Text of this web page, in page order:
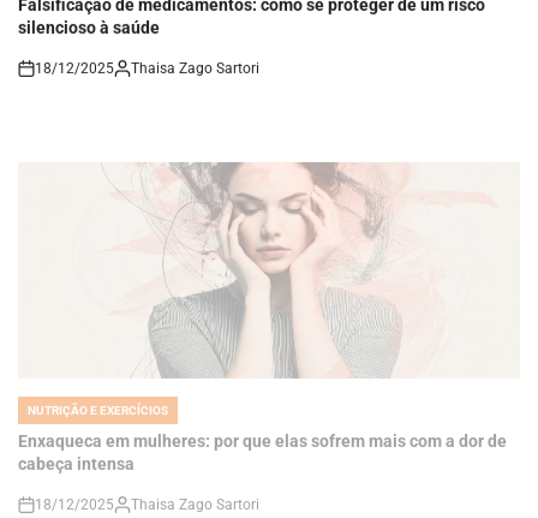
silencioso à saúde
on
NUTRIÇÃO E EXERCÍCIOS
Enxaqueca em mulheres: por que elas sofrem mais com a dor de
on
18/12/2025 Thaisa Zago Sartori